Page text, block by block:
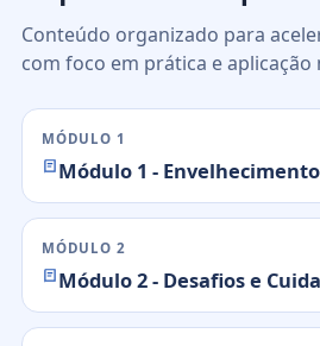
Conteúdo organizado para
com foco em prática e aplicação
MÓDULO 1
Módulo 1 -
MÓDULO 2
Módulo 2 - Desafios e